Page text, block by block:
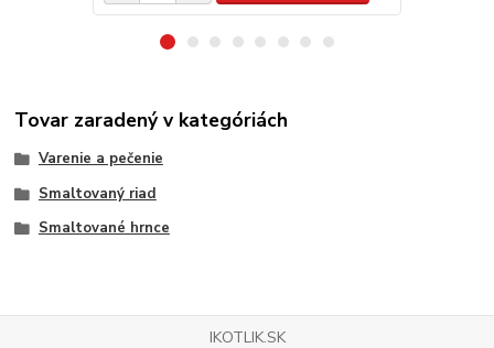
Tovar zaradený v kategóriách
Varenie a pečenie
Smaltovaný riad
Smaltované hrnce
IKOTLIK.SK